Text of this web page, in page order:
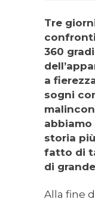
Tre
360
a
sogni
storia
fatto di
di
Alla fine